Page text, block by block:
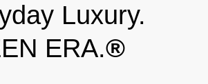
Luxury.
ERA.®